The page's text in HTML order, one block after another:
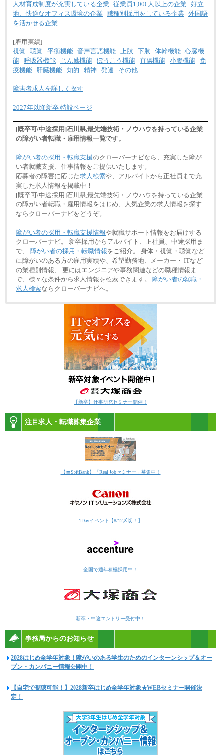
人材育成制度が充実している企業 従業員1,000人以上の企業 好立
地、快適なオフィス環境の企業 職種別採用をしている企業 外国語
を活かせる企業
[雇用実績]
視覚
聴覚 平衡機能 音声言語機能 上肢 下肢 体幹機能 心臓機
能 呼吸器機能 じん臓機能 ぼうこう機能 直腸機能 小腸機能 免
疫機能
肝臓機能 知的 精神 発達 その他
障害者求人を詳しく探す
2027年以降新卒 特設ページ
[既卒可/中途採用]石川県,最先端技術・ノウハウを持っている企業
の障がい者転職・雇用情報一覧です。
障がい者の採用・転職支援のクローバーナビなら、充実した障が
い者就職支援、仕事情報をご提供いたします。
応募者の障害に応じた求人検索や、アルバイトから正社員まで充
実した求人情報を掲載中！
[既卒可/中途採用]石川県,最先端技術・ノウハウを持っている企業
の障がい者転職・雇用情報をはじめ、人気企業の求人情報を探す
ならクローバーナビをどうぞ。
障がい者の採用・転職支援情報や就職サポート情報をお届けする
クローバーナビ。 新卒採用からアルバイト、正社員、中途採用ま
で、 障がい者の採用・転職情報をご紹介。 身体・視覚・聴覚など
に障がいのある方の雇用実績や、希望勤務地、メーカー・ ITなど
の業種別情報、 更にはエンジニアや事務関連などの職種情報ま
で、様々な条件から求人情報を検索できます。 障がい者の就職・
求人検索ならクローバーナビへ。
【新卒】仕事研究セミナー開催！
注目求人・転職募集企業
【〓SoftBank】「Real Jobセミナー」募集中！
1Dayイベント【8/12〆切！】
全国で通年積極採用中！
新卒・中途エントリー受付中！
事務局からのお知らせ
2028はじめ全学年対象！障がいのある学生のためのインターンシップ＆オー
プン・カンパニー情報公開中！
【自宅で視聴可能！】2028新卒はじめ全学年対象★WEBセミナー開催決
定！